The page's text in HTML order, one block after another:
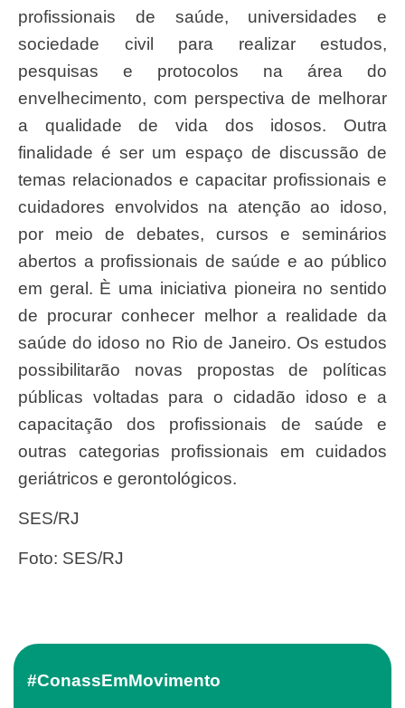
profissionais de saúde, universidades e
sociedade civil para realizar estudos,
pesquisas e protocolos na área do
envelhecimento, com perspectiva de melhorar
a qualidade de vida dos idosos. Outra
finalidade é ser um espaço de discussão de
temas relacionados e capacitar profissionais e
cuidadores envolvidos na atenção ao idoso,
por meio de debates, cursos e seminários
abertos a profissionais de saúde e ao público
em geral. È uma iniciativa pioneira no sentido
de procurar conhecer melhor a realidade da
saúde do idoso no Rio de Janeiro. Os estudos
possibilitarão novas propostas de políticas
públicas voltadas para o cidadão idoso e a
capacitação dos profissionais de saúde e
outras categorias profissionais em cuidados
geriátricos e gerontológicos.
SES/RJ
Foto: SES/RJ
#ConassEmMovimento